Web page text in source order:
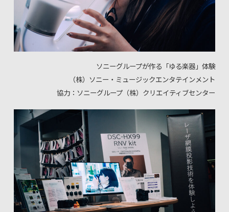
ソニーグループが作る「ゆる楽器」体験
（株）ソニー・ミュージックエンタテインメント
協力：ソニーグループ（株）クリエイティブセンター